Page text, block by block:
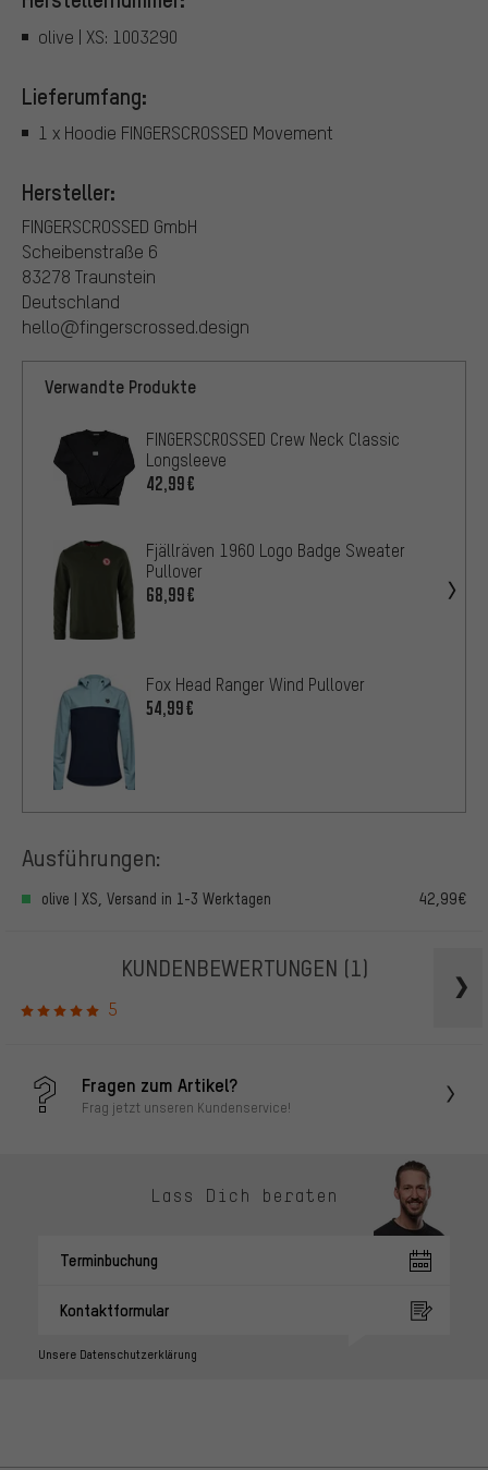
olive | XS: 1003290
Lieferumfang:
1 x Hoodie FINGERSCROSSED Movement
Hersteller:
FINGERSCROSSED GmbH
Scheibenstraße 6
83278 Traunstein
Deutschland
hello@fingerscrossed.design
Verwandte Produkte
FINGERSCROSSED Crew Neck Classic
Longsleeve
42,99€
Fjällräven 1960 Logo Badge Sweater
Pullover
68,99€
Fox Head Ranger Wind Pullover
54,99€
Ausführungen:
olive | XS, Versand in 1-3 Werktagen 42,99€
KUNDENBEWERTUNGEN (1)
5
Fragen zum Artikel?
Frag jetzt unseren Kundenservice!
Lass Dich beraten
Terminbuchung
Kontaktformular
Unsere Datenschutzerklärung